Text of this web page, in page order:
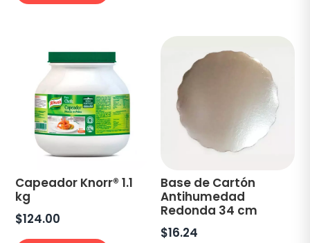
Capeador Knorr® 1.1
kg
$124.00
Base de Cartón
Antihumedad
Redonda 34 cm
$16.24